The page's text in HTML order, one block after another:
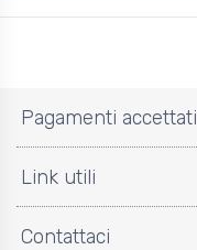
Pagamenti accettati
Link utili
Contattaci